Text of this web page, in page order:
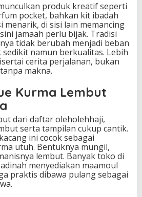
produk kreatif seperti
pocket, bahkan kit ibadah
menarik, di sisi lain memancing
jamaah perlu bijak. Tradisi
tidak berubah menjadi beban
sedikit namun berkualitas. Lebih
cerita perjalanan, bukan
makna.
Kurma Lembut
dari daftar oleholehhaji,
serta tampilan cukup cantik.
ini cocok sebagai
utuh. Bentuknya mungil,
lembut. Banyak toko di
menyediakan maamoul
praktis dibawa pulang sebagai